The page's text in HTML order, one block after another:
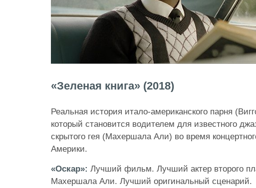
«Зеленая книга» (2018)
Реальная история итало-американского парня
который становится водителем для известного
скрытого гея (Махершала Али) во время
Америки.
«Оскар»: Лучший фильм. Лучший актер второго
Махершала Али. Лучший оригинальный сценарий.